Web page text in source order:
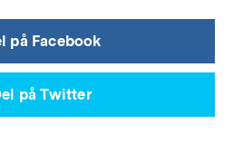
på Facebook
på Twitter